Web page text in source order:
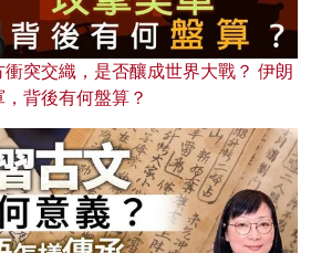
突交織，是否釀成世界大戰？ 伊朗
背後有何盤算？